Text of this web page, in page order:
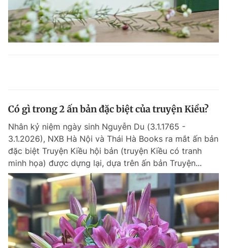
Có gì trong 2 ấn bản đặc biệt của truyện Kiều?
Nhân kỷ niệm ngày sinh Nguyễn Du (3.1.1765 -
3.1.2026), NXB Hà Nội và Thái Hà Books ra mắt ấn bản
đặc biệt Truyện Kiều hội bản (truyện Kiều có tranh
minh họa) được dựng lại, dựa trên ấn bản Truyện...